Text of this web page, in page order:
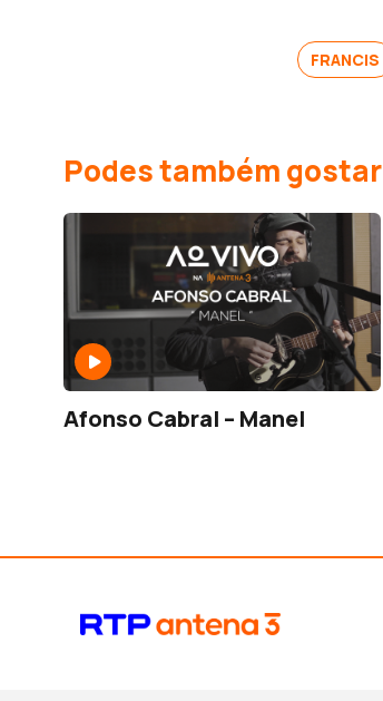
FRANCIS
Podes também gostar
Afonso Cabral – Manel